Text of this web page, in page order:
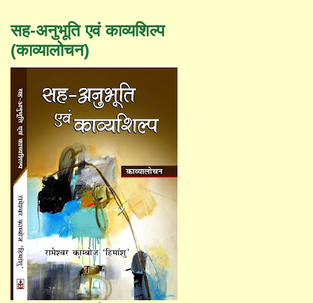
सह-अनुभूति एवं काव्यशिल्प
(काव्यालोचन)